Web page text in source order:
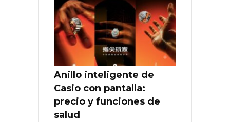
Anillo inteligente de
Casio con pantalla:
precio y funciones de
salud